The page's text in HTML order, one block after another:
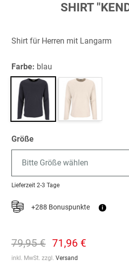
springen
SHIRT
Shirt für Herren mit Langarm
Farbe: blau
Größe
Bitte Größe wählen
Lieferzeit 2-3 Tage
+288 Bonuspunkte i
79,95 € 71,96 €
inkl. MwSt. zzgl. Versand